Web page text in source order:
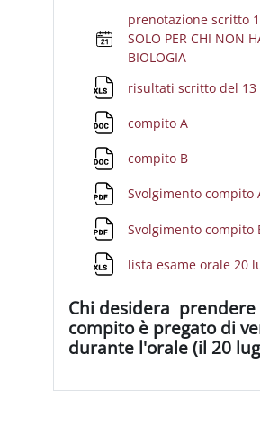
prenotazione scritto
SOLO PER CHI NON
BIOLOGIA
risultati scritto del
compito A
compito B
Svolgimento compito
Svolgimento compito
lista esame orale 20
Chi desidera prendere
compito è pregato di
durante l'orale (il 20